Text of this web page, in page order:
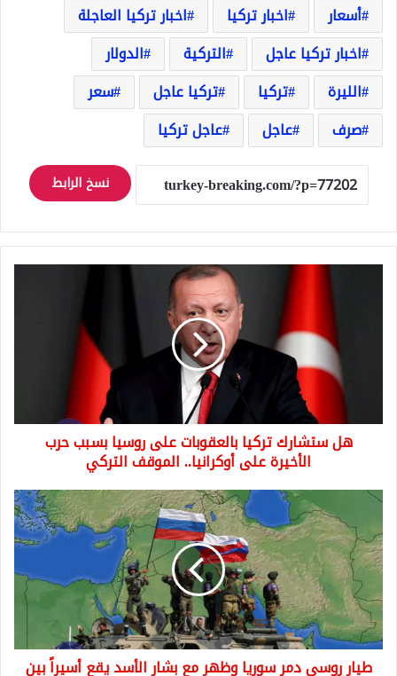
أسعار
اخبار تركيا
اخبار تركيا العاجلة
اخبار تركيا عاجل
التركية
الدولار
الليرة
تركيا تركيا عاجل
سعر
صرف
عاجل عاجل تركيا
نسخ الرابط
الأخيرة
التركي
هل ستشارك تركيا بالعقوبات على روسيا بسبب حرب
الأخيرة على أوكرانيا.. الموقف التركي
طيار
دمر
سوريا
وظهر
مع
بشار
الأسد
يقع
أسيراً
طيار روسي دمر سوريا وظهر مع بشار الأسد يقع أسيراً بين